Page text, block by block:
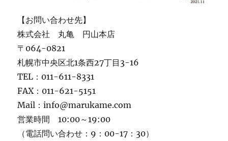
【お問い合わせ先】
株式会社 丸亀 円山本店
〒064-0821
札幌市中央区北1条西27丁目3-16
TEL：011-611-8331
FAX：011-621-5151
Mail：info@marukame.com
営業時間 10:00～19:00
（電話問い合わせ：9：00-17：30）